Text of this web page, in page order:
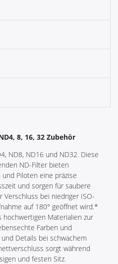
8, 16, 32 Zubehör
ND8, ND16 und ND32. Diese
ND-Filter bieten
Piloten eine präzise
und sorgen für saubere
Verschluss bei niedriger ISO-
auf 180° geöffnet wird.*
Materialien zur
Farben und
Details bei schwachem
sorgt während
und festen Sitz.